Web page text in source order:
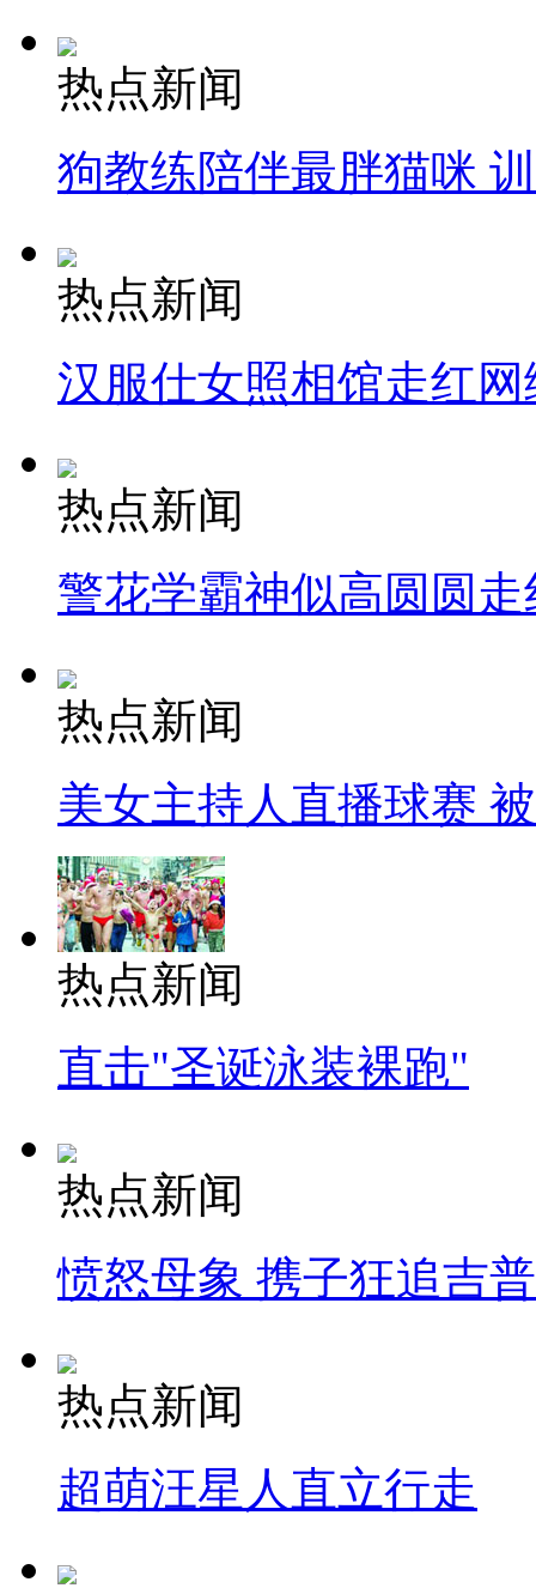
热点新闻
狗教练陪伴最胖猫咪
热点新闻
汉服仕女照相馆走红网
热点新闻
警花学霸神似高圆圆走
热点新闻
美女主持人直播球赛
热点新闻
直击"圣诞泳装裸跑"
热点新闻
愤怒母象 携子狂追吉
热点新闻
超萌汪星人直立行走